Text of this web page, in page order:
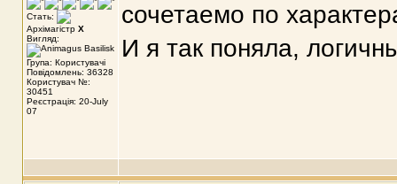
Стать:
Архімагістр X
Вигляд:
Група: Користувачі
Повідомлень: 36328
Користувач №:
30451
Реєстрація: 20-July
07
сочетаемо по
И я так поняла,